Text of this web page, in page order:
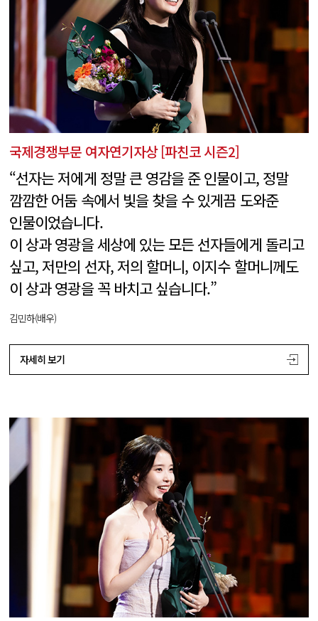
국제경쟁부문 여자연기자상 [파친코 시즌2]
“선자는 저에게 정말 큰 영감을 준 인물이고, 정말
깜깜한 어둠 속에서 빛을 찾을 수 있게끔 도와준
인물이었습니다.
이 상과 영광을 세상에 있는 모든 선자들에게 돌리고
싶고, 저만의 선자, 저의 할머니, 이지수 할머니께도
이 상과 영광을 꼭 바치고 싶습니다.”
김민하(배우)
자세히 보기